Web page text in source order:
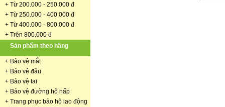
+ Từ 200.000 - 250.000 đ
+ Từ 250.000 - 400.000 đ
+ Từ 400.000 - 800.000 đ
+ Trên 800.000 đ
Sản phẩm theo hãng
+ Bảo vệ mắt
+ Bảo vệ đầu
+ Bảo vệ tai
+ Bảo vệ đường hô hấp
+ Trang phục bảo hộ lao động